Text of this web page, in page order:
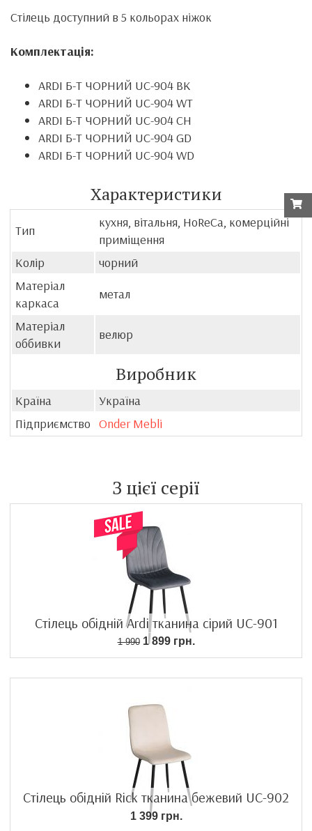
Стілець доступний в 5 кольорах ніжок
Комплектація:
ARDI Б-Т ЧОРНИЙ UC-904 ВК
ARDI Б-Т ЧОРНИЙ UC-904 WT
ARDI Б-Т ЧОРНИЙ UC-904 CH
ARDI Б-Т ЧОРНИЙ UC-904 GD
ARDI Б-Т ЧОРНИЙ UC-904 WD
Характеристики
Тип
кухня, вітальня, HoReCa, комерційні
приміщення
Колір
чорний
Матеріал
каркаса
метал
Матеріал
оббивки
велюр
Виробник
Країна
Україна
Підприємство Onder Mebli
З цієї серії
Стілець обідній Ardi тканина сірий UC-901
1 9901 899 грн.
Стілець обідній Rick тканина бежевий UC-902
1 399 грн.